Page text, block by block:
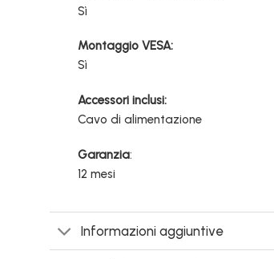
Sì
Montaggio VESA:
Sì
Accessori inclusi:
Cavo di alimentazione
Garanzia:
12 mesi
Informazioni aggiuntive